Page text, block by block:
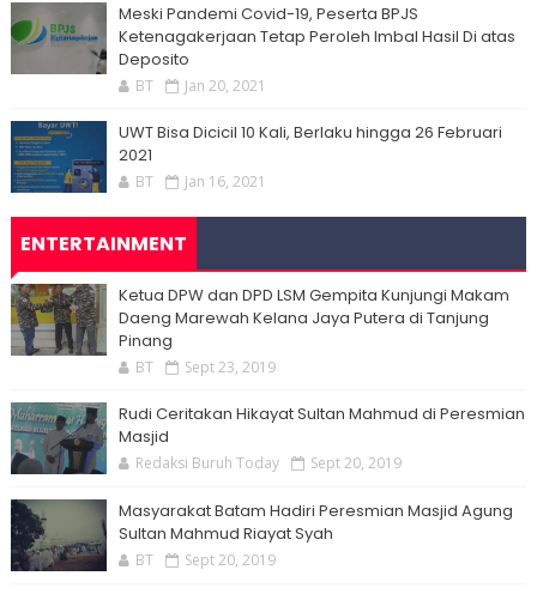
Meski Pandemi Covid-19, Peserta BPJS
Ketenagakerjaan Tetap Peroleh Imbal Hasil Di atas
Deposito
BT Jan 20, 2021
UWT Bisa Dicicil 10 Kali, Berlaku hingga 26 Februari
2021
BT Jan 16, 2021
ENTERTAINMENT
Ketua DPW dan DPD LSM Gempita Kunjungi Makam
Daeng Marewah Kelana Jaya Putera di Tanjung
Pinang
BT Sept 23, 2019
Rudi Ceritakan Hikayat Sultan Mahmud di Peresmian
Masjid
Redaksi Buruh Today Sept 20, 2019
Masyarakat Batam Hadiri Peresmian Masjid Agung
Sultan Mahmud Riayat Syah
BT Sept 20, 2019